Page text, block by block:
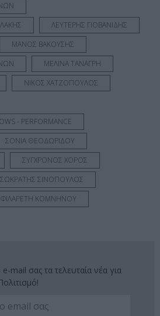
ΛΕΥΤΕΡΗΣ ΓΙΟΒΑΝΙΔΗΣ
ΜΑΝΟΣ ΒΑΚΟΥΣΗΣ
ΜΕΛΙΝΑ ΤΑΝΑΓΡΗ
ΝΙΚΟΣ ΧΑΤΖΟΠΟΥΛΟΣ
- PERFORMANCE
ΣΟΝΙΑ ΘΕΟΔΩΡΙΔΟΥ
ΣΥΓΧΡΟΝΟΣ ΧΟΡΟΣ
ΣΩΚΡΑΤΗΣ ΣΙΝΟΠΟΥΛΟΣ
ΦΙΛΑΡΕΤΗ ΚΟΜΝΗΝΟΥ
mail σας τα τελευταία νέα για